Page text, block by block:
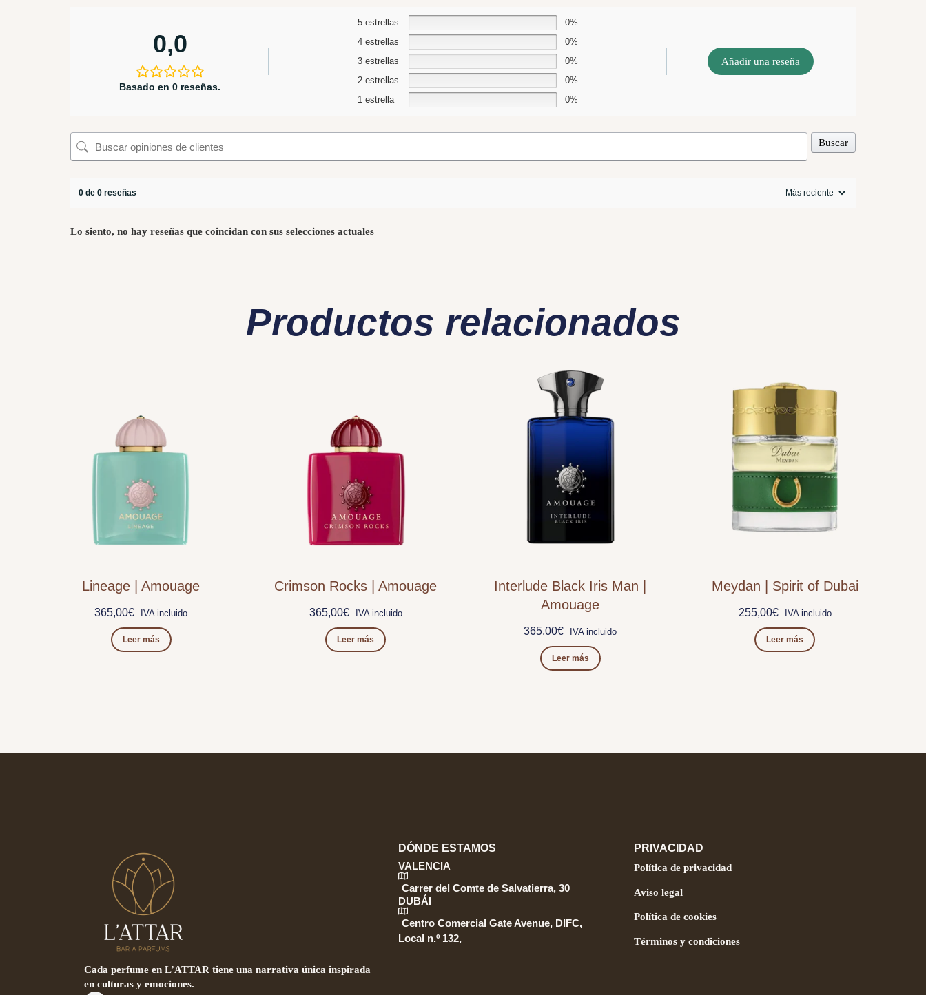
0,0
Basado en 0 reseñas.
5 estrellas
0%
4 estrellas
0%
3 estrellas
0%
2 estrellas
0%
1 estrella
0%
Añadir una reseña
Buscar
0 de 0 reseñas
Lo siento, no hay reseñas que coincidan con sus selecciones actuales
Productos relacionados
Lineage | Amouage
365,00€ IVA incluido
Leer más
Crimson Rocks | Amouage
365,00€ IVA incluido
Leer más
Interlude Black Iris Man |
Amouage
365,00€ IVA incluido
Leer más
Meydan | Spirit of Dubai
255,00€ IVA incluido
Leer más
Cada perfume en L’ATTAR tiene una narrativa única inspirada
en culturas y emociones.
DÓNDE ESTAMOS
VALENCIA
Carrer del Comte de Salvatierra, 30
DUBÁI
Centro Comercial Gate Avenue, DIFC,
Local n.º 132,
PRIVACIDAD
Política de privacidad
Aviso legal
Política de cookies
Términos y condiciones